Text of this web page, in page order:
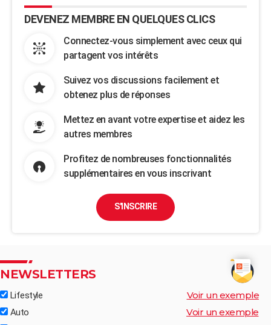
DEVENEZ MEMBRE EN QUELQUES CLICS
Connectez-vous simplement avec ceux qui
partagent vos intérêts
Suivez vos discussions facilement et
obtenez plus de réponses
Mettez en avant votre expertise et aidez les
autres membres
Profitez de nombreuses fonctionnalités
supplémentaires en vous inscrivant
S'INSCRIRE
NEWSLETTERS
Lifestyle Voir un exemple
Auto Voir un exemple